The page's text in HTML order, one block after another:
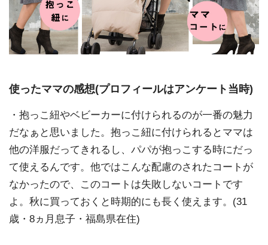
使ったママの感想(プロフィールはアンケート当時)
・抱っこ紐やベビーカーに付けられるのが一番の魅力
だなぁと思いました。抱っこ紐に付けられるとママは
他の洋服だってきれるし、パパが抱っこする時にだっ
て使えるんです。他ではこんな配慮のされたコートが
なかったので、このコートは失敗しないコートです
よ。秋に買っておくと時期的にも長く使えます。(31
歳・8ヵ月息子・福島県在住)